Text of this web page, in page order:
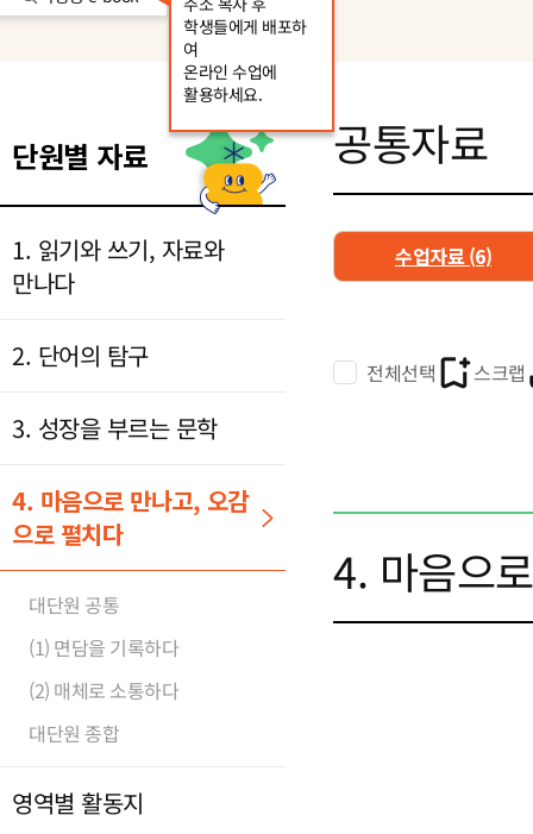
학생들에게 배포하
여
온라인 수업에
활용하세요.
단원별 자료
1. 읽기와 쓰기, 자료와
만나다
2. 단어의 탐구
3. 성장을 부르는 문학
4. 마음으로 만나고, 오감
으로 펼치다
대단원 공통
(1) 면담을 기록하다
(2) 매체로 소통하다
대단원 종합
영역별 활동지
공통자료
수업자료(6)
전체선택 스크랩
4. 마음으